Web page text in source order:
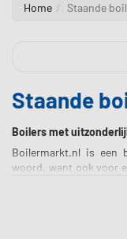
Home Staande
Staande
Boilers met
Boilermarkt.nl is een
woord, want ook voor
ons aan het juiste
boilers hebben we